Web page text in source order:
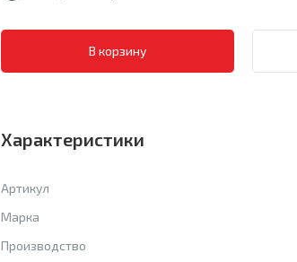
Характеристики
Артикул
Марка
Производство